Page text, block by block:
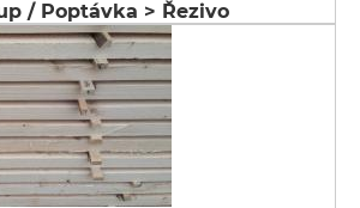
/ Poptávka > Řezivo